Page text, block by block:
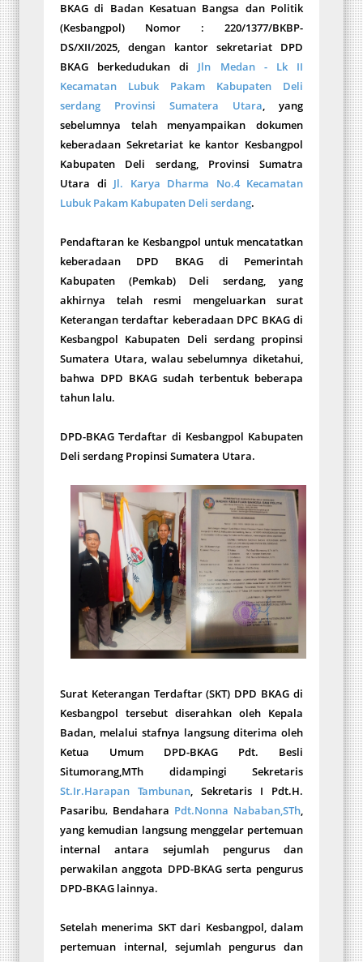
BKAG di Badan Kesatuan Bangsa dan Politik
(Kesbangpol) Nomor : 220/1377/BKBP-
DS/XII/2025,dengan kantor sekretariat DPD
BKAG berkedudukan di Jln Medan - Lk II
Kecamatan Lubuk Pakam Kabupaten Deli
serdang Provinsi Sumatera Utara, yang
sebelumnya telah menyampaikan dokumen
keberadaan Sekretariat ke kantor Kesbangpol
Kabupaten Deli serdang, Provinsi Sumatra
Utara di Jl. Karya Dharma No.4 Kecamatan
Lubuk Pakam Kabupaten Deli serdang.
Pendaftaran ke Kesbangpol untuk mencatatkan
keberadaan DPD BKAG di Pemerintah
Kabupaten (Pemkab) Deli serdang, yang
akhirnya telah resmi mengeluarkan surat
Keterangan terdaftar keberadaan DPC BKAG di
Kesbangpol Kabupaten Deli serdang propinsi
Sumatera Utara, walau sebelumnya diketahui,
bahwa DPD BKAG sudah terbentuk beberapa
tahun lalu.
DPD-BKAG Terdaftar di Kesbangpol Kabupaten
Deli serdang Propinsi Sumatera Utara.
Surat Keterangan Terdaftar (SKT) DPD BKAG di
Kesbangpol tersebut diserahkan oleh Kepala
Badan, melalui stafnya langsung diterima oleh
Ketua Umum DPD-BKAG Pdt. Besli
Situmorang,MTh didampingi Sekretaris
St.Ir.Harapan Tambunan, Sekretaris I Pdt.H.
Pasaribu, Bendahara Pdt.Nonna Nababan,STh,
yang kemudian langsung menggelar pertemuan
internal antara sejumlah pengurus dan
perwakilan anggota DPD-BKAG serta pengurus
DPD-BKAG lainnya.
Setelah menerima SKT dari Kesbangpol, dalam
pertemuan internal, sejumlah pengurus dan